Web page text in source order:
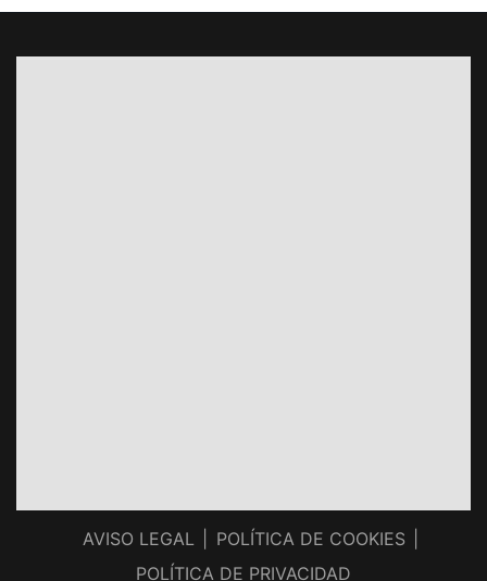
AVISO LEGAL
POLÍTICA DE COOKIES
POLÍTICA DE PRIVACIDAD